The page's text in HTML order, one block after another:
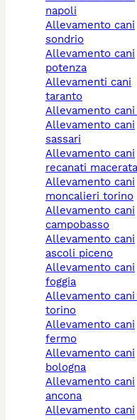
napoli
allevamento cani
sondrio
allevamento cani
potenza
allevamenti cani
taranto
allevamento
allevamento cani
sassari
allevamento cani
recanati macerata
allevamento cani
moncalieri torino
allevamento cani
campobasso
allevamento cani
ascoli piceno
allevamento cani
foggia
allevamento cani chieri
torino
allevamento cani
fermo
allevamento cani
bologna
allevamento cani
ancona
allevamento cani